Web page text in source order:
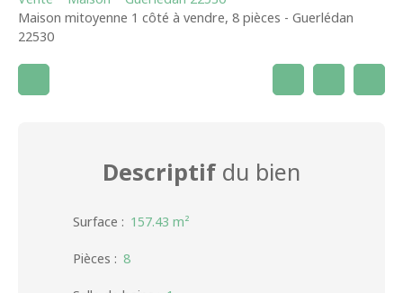
Maison mitoyenne 1 côté à vendre, 8 pièces - Guerlédan
22530
Descriptif du bien
Surface : 157.43 m²
Pièces : 8